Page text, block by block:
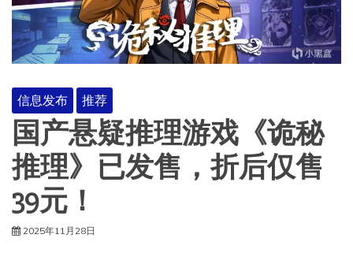
信息发布 推荐
国产悬疑推理游戏《诡秘
推理》已发售，折后仅售
39元！
2025年11月28日